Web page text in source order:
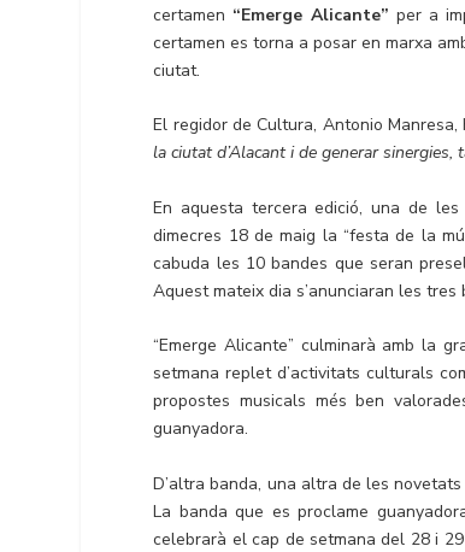
certamen “Emerge Alicante” per a
certamen es torna a posar en marxa
ciutat.
El regidor de Cultura, Antonio
la ciutat d’Alacant i de generar
En aquesta tercera edició, una de
dimecres 18 de maig la “festa de la
cabuda les 10 bandes que seran
Aquest mateix dia s’anunciaran les tres
“Emerge Alicante” culminarà amb la
setmana replet d’activitats culturals
propostes musicals més ben
guanyadora.
D’altra banda, una altra de les
La banda que es proclame
celebrarà el cap de setmana del 28 i